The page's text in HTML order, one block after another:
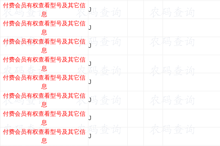
付费会员有权查看型号及其它信
息
J
付费会员有权查看型号及其它信
息
J
付费会员有权查看型号及其它信
息
J
付费会员有权查看型号及其它信
息
J
付费会员有权查看型号及其它信
息
J
付费会员有权查看型号及其它信
息
J
付费会员有权查看型号及其它信
息
J
付费会员有权查看型号及其它信
息
J